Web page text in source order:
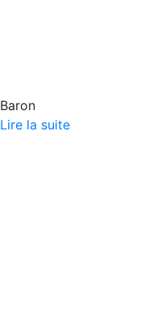
Baron
Lire la suite